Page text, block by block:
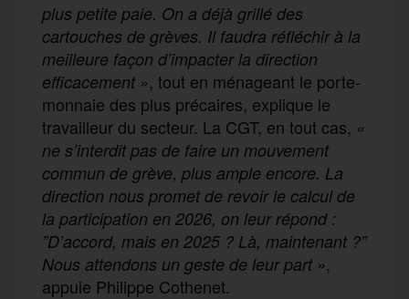
plus petite paie. On a déjà grillé des
cartouches de grèves. Il faudra réfléchir à la
meilleure façon d’impacter la direction
efficacement », tout en ménageant le porte-
monnaie des plus précaires, explique le
travailleur du secteur. La CGT, en tout cas, «
ne s’interdit pas de faire un mouvement
commun de grève, plus ample encore. La
direction nous promet de revoir le calcul de
la participation en 2026, on leur répond :
”D’accord, mais en 2025 ? Là, maintenant ?”
Nous attendons un geste de leur part »,
appuie Philippe Cothenet.